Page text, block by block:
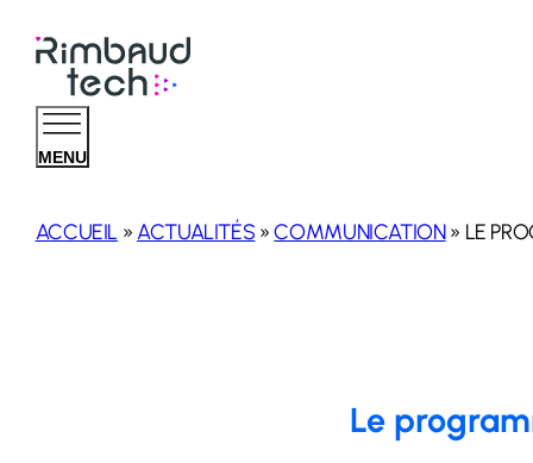
MENU
ACCUEIL »ACTUALITÉS »COMMUNICATION» LE
Le